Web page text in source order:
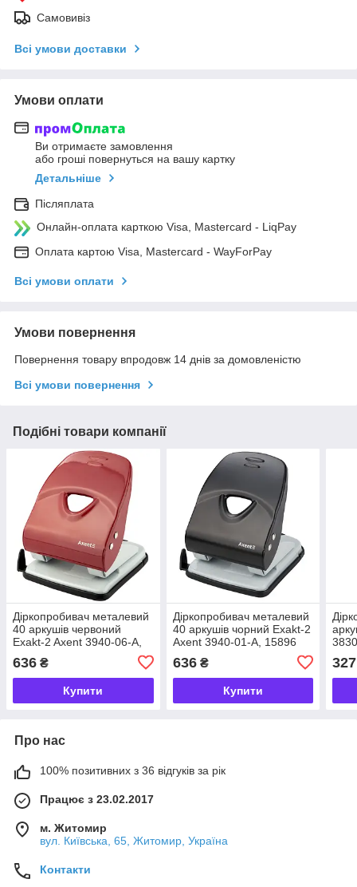
Самовивіз
Всі умови доставки
Умови оплати
Ви отримаєте замовлення
або гроші повернуться на вашу картку
Детальніше
Післяплата
Онлайн-оплата карткою Visa, Mastercard - LiqPay
Оплата картою Visa, Mastercard - WayForPay
Всі умови оплати
Умови повернення
Повернення товару впродовж 14 днів за домовленістю
Всі умови повернення
Подібні товари компанії
Діркопробивач металевий
40 аркушів червоний
Exakt-2 Axent 3940-06-A,
636 ₴
Купити
Діркопробивач металевий
40 аркушів чорний Exakt-2
Axent 3940-01-A, 15896
636₴
Купити
327
Про нас
100% позитивних з 36 відгуків за рік
Працює з 23.02.2017
м. Житомир
вул. Київська, 65, Житомир, Україна
Контакти